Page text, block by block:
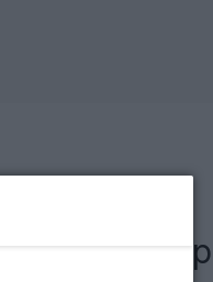
sięgają